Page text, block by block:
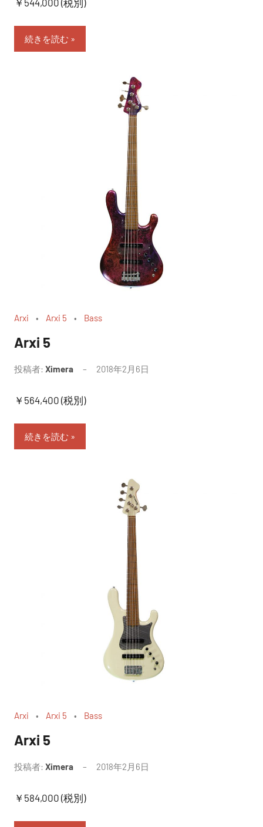
続きを読む
Arxi Arxi 5 Bass
Arxi 5
投稿者: Ximera 2018年2月6日
￥564,400 (税別)
続きを読む
Arxi Arxi 5 Bass
Arxi 5
投稿者: Ximera 2018年2月6日
￥584,000 (税別)